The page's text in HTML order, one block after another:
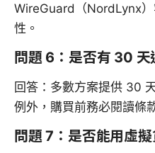
WireGuard（NordLynx
性。
問題 6：是否有 30 天
回答：多數方案提供 30
例外，購買前務必閱讀條
問題 7：是否能用虛